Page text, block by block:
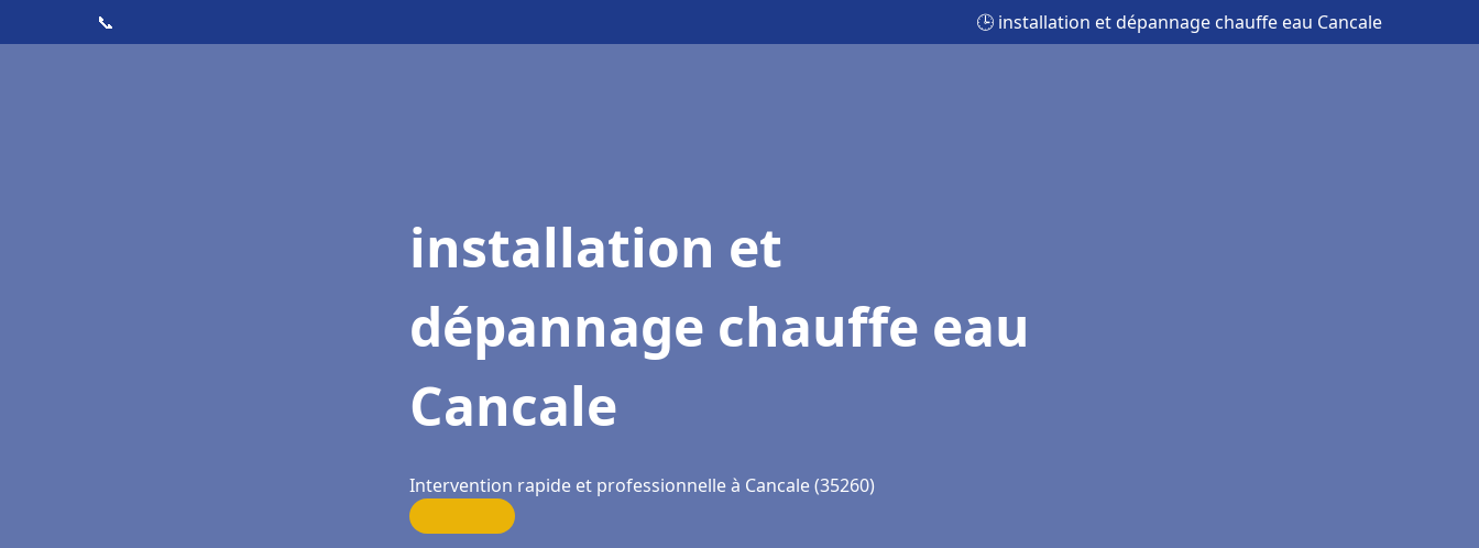
📞 🕒 installation et dépannage chauffe eau Cancale
installation et
dépannage chauffe eau
Cancale
Intervention rapide et professionnelle à Cancale (35260)